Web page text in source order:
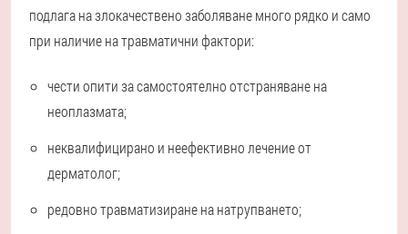
подлага на злокачествено заболяване много рядко и само
при наличие на травматични фактори:
чести опити за самостоятелно отстраняване на
неоплазмата;
неквалифицирано и неефективно лечение от
дерматолог;
редовно травматизиране на натрупването;